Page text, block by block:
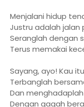
Menjalani hidup
Justru adalah jalan
Seranglah dengan
Terus memakai
Sayang, ayo! Kau
Terbanglah
Dan
Dengan gagah